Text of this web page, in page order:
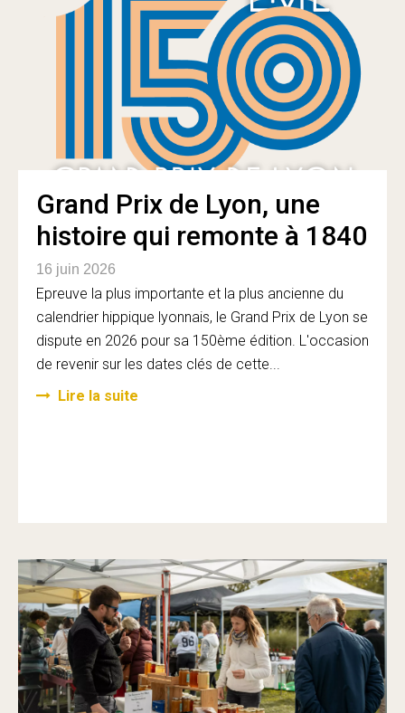
Grand Prix de Lyon, une
histoire qui remonte à 1840
16 juin 2026
Epreuve la plus importante et la plus ancienne du
calendrier hippique lyonnais, le Grand Prix de Lyon se
dispute en 2026 pour sa 150ème édition. L'occasion
de revenir sur les dates clés de cette...
Lire la suite